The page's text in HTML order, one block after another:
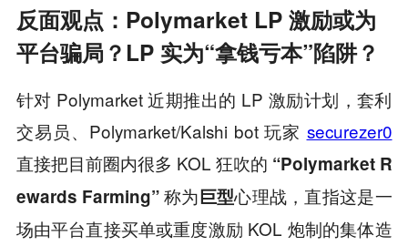
反面观点：Polymarket LP 激励或为
平台骗局？LP 实为“拿钱亏本”陷阱？
针对 Polymarket 近期推出的 LP 激励计划，套利
交易员、Polymarket/Kalshi bot 玩家 securezer0
直接把目前圈内很多 KOL 狂吹的 “Polymarket R
ewards Farming”称为巨型心理战，直指这是一
场由平台直接买单或重度激励 KOL 炮制的集体造